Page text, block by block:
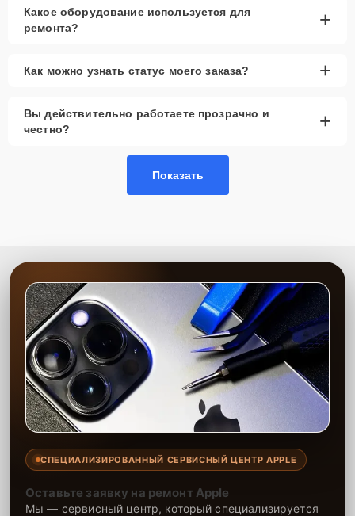
Какое оборудование используется для
ремонта?
+
Как можно узнать статус моего заказа? +
Вы действительно работаете прозрачно и
честно?
+
Показать
СПЕЦИАЛИЗИРОВАННЫЙ СЕРВИСНЫЙ ЦЕНТР APPLE
Оставьте заявку на ремонт Apple
Мы — сервисный центр, который специализируется